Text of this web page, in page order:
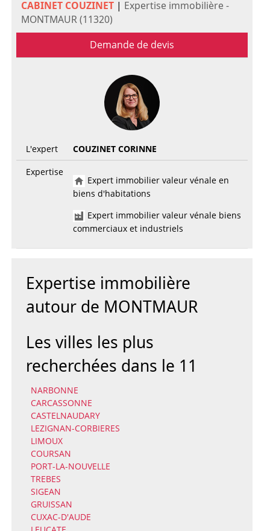
CABINET COUZINET| Expertise immobilière -
MONTMAUR (11320)
Demande de devis
L'expert
COUZINET CORINNE
Expertise
Expert immobilier valeur vénale en
biens d'habitations
Expert immobilier valeur vénale biens
commerciaux et industriels
Expertise immobilière
autour de MONTMAUR
Les villes les plus
recherchées dans le 11
NARBONNE
CARCASSONNE
CASTELNAUDARY
LEZIGNAN-CORBIERES
LIMOUX
COURSAN
PORT-LA-NOUVELLE
TREBES
SIGEAN
GRUISSAN
CUXAC-D'AUDE